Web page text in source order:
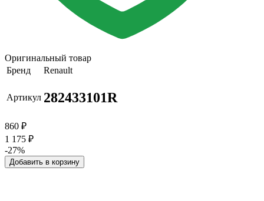
Оригинальный товар
Бренд
Renault
Артикул 282433101R
860 ₽
1 175 ₽
-27%
Добавить в корзину